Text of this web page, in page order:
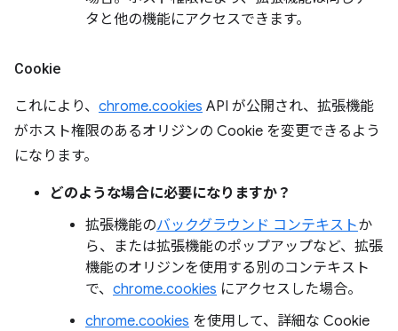
タと他の機能にアクセスできます。
Cookie
これにより、 chrome.cookies API が公開され、拡張機能
がホスト権限のあるオリジンの Cookie を変更できるよう
になります。
どのような場合に必要になりますか？
拡張機能のバックグラウンド コンテキストか
ら、または拡張機能のポップアップなど、拡張
機能のオリジンを使用する別のコンテキスト
で、 chrome.cookies にアクセスした場合。
chrome.cookies を使用して、詳細な Cookie